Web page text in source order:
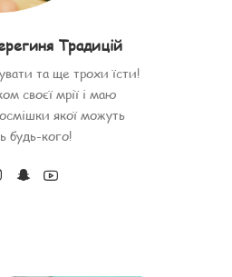
Традицій
та ще трохи їсти!
своєї мрії і маю
якої можуть
будь-кого!